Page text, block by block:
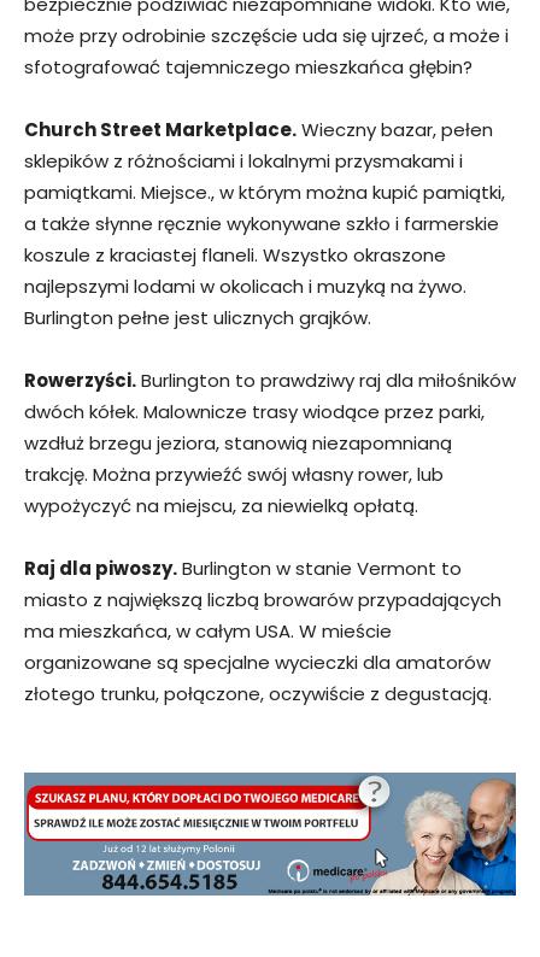
może przy odrobinie szczęście uda się ujrzeć, a może i
sfotografować tajemniczego mieszkańca głębin?
Church Street Marketplace.Wieczny bazar, pełen
sklepików z różnościami i lokalnymi przysmakami i
pamiątkami. Miejsce., w którym można kupić pamiątki,
a także słynne ręcznie wykonywane szkło i farmerskie
koszule z kraciastej flaneli. Wszystko okraszone
najlepszymi lodami w okolicach i muzyką na żywo.
Burlington pełne jest ulicznych grajków.
Rowerzyści.Burlington to prawdziwy raj dla miłośników
dwóch kółek. Malownicze trasy wiodące przez parki,
wzdłuż brzegu jeziora, stanowią niezapomnianą
trakcję. Można przywieźć swój własny rower, lub
wypożyczyć na miejscu, za niewielką opłatą.
Raj dla piwoszy.Burlington w stanie Vermont to
miasto z największą liczbą browarów przypadających
ma mieszkańca, w całym USA. W mieście
organizowane są specjalne wycieczki dla amatorów
złotego trunku, połączone, oczywiście z degustacją.